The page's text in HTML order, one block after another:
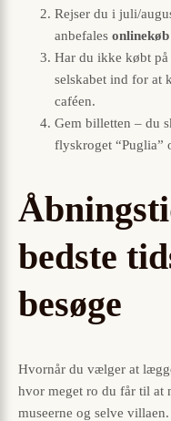
Rejser du i juli/
anbefales
Har du ikke købt
selskabet ind for at
caféen.
Gem billetten – du
flyskroget “Puglia”
bedste
besøge
Hvornår du vælger at
hvor meget ro du får til at
museerne og selve